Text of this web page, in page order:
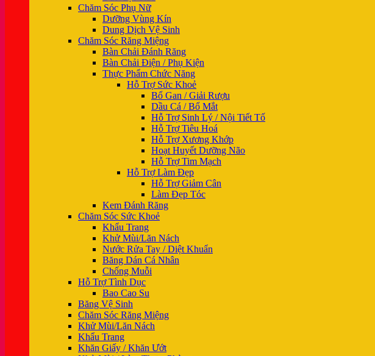
Chăm Sóc Phụ Nữ
Dưỡng Vùng Kín
Dung Dịch Vệ Sinh
Chăm Sóc Răng Miệng
Bàn Chải Đánh Răng
Bàn Chải Điện / Phụ Kiện
Thực Phẩm Chức Năng
Hỗ Trợ Sức Khoẻ
Bổ Gan / Giải Rượu
Dầu Cá / Bổ Mắt
Hỗ Trợ Sinh Lý / Nội Tiết Tố
Hỗ Trợ Tiêu Hoá
Hỗ Trợ Xương Khớp
Hoạt Huyết Dưỡng Não
Hỗ Trợ Tim Mạch
Hỗ Trợ Làm Đẹp
Hỗ Trợ Giảm Cân
Làm Đẹp Tóc
Kem Đánh Răng
Chăm Sóc Sức Khoẻ
Khẩu Trang
Khử Mùi/Lăn Nách
Nước Rửa Tay / Diệt Khuẩn
Băng Dán Cá Nhân
Chống Muỗi
Hỗ Trợ Tình Dục
Bao Cao Su
Băng Vệ Sinh
Chăm Sóc Răng Miệng
Khử Mùi/Lăn Nách
Khẩu Trang
Khăn Giấy / Khăn Ướt